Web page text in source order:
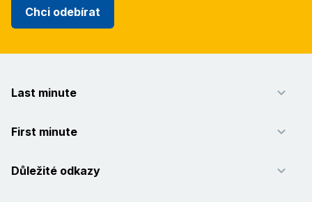
Chci odebírat
Last minute
First minute
Důležité odkazy